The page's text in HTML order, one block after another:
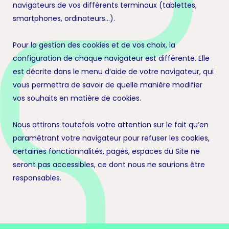
navigateurs de vos différents terminaux (tablettes,
smartphones, ordinateurs…).
Pour la gestion des cookies et de vos choix, la
configuration de chaque navigateur est différente. Elle
est décrite dans le menu d’aide de votre navigateur, qui
vous permettra de savoir de quelle manière modifier
vos souhaits en matière de cookies.
Nous attirons toutefois votre attention sur le fait qu’en
paramétrant votre navigateur pour refuser les cookies,
certaines fonctionnalités, pages, espaces du Site ne
seront pas accessibles, ce dont nous ne saurions être
responsables.